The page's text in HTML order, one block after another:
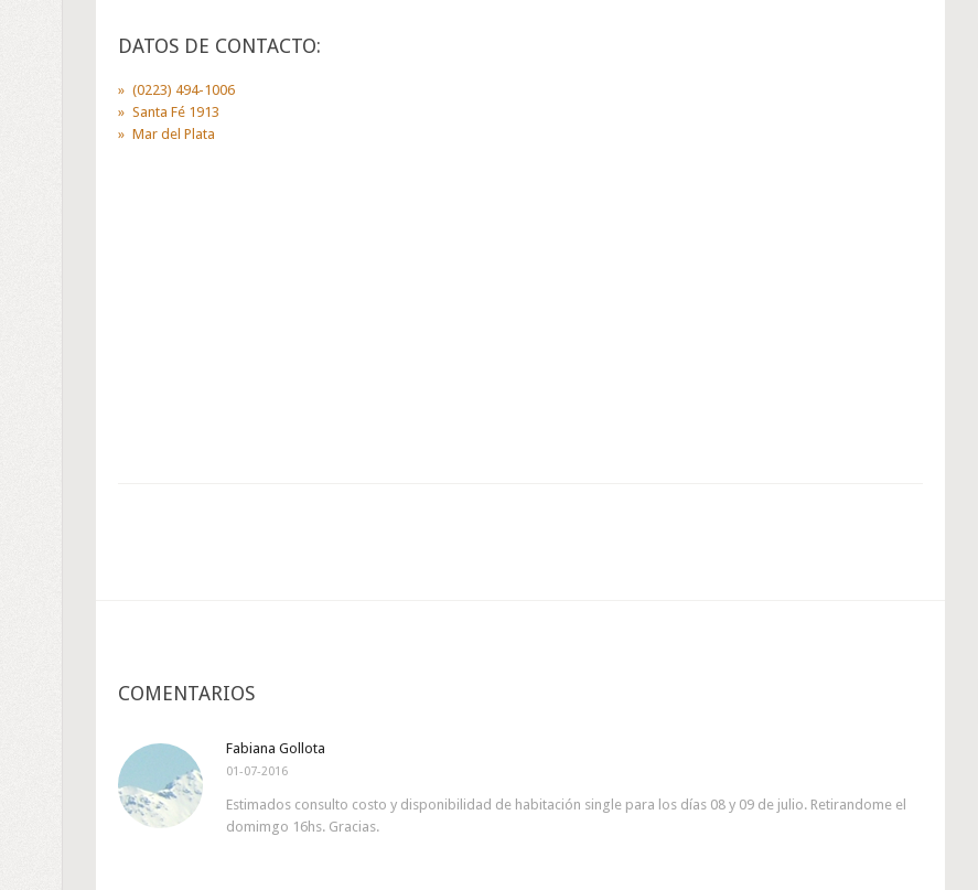
DATOS DE CONTACTO:
(0223) 494-1006
Santa Fé 1913
Mar del Plata
COMENTARIOS
Fabiana Gollota
01-07-2016
Estimados consulto costo y disponibilidad de habitación single para los días 08 y 09 de julio. Retirandome el
domimgo 16hs. Gracias.